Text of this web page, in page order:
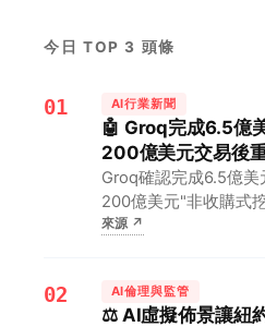
今日 TOP 3 頭條
01 AI行業新聞
🤖 Groq完成6.5億
200億美元交易後
Groq確認完成6.5億
200億美元"非收購式
面押注新雲業務。對
來源↗
02 AI倫理與監管
⚖️ AI虛擬佈景讓紐